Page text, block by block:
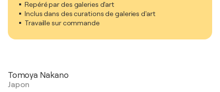
Repéré par des galeries d'art
Inclus dans des curations de galeries d'art
Travaille sur commande
Tomoya Nakano
Japon